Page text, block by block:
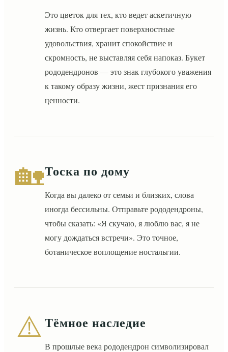
Это цветок для тех, кто ведет аскетичную
жизнь. Кто отвергает поверхностные
удовольствия, хранит спокойствие и
скромность, не выставляя себя напоказ. Букет
рододендронов — это знак глубокого уважения
к такому образу жизни, жест признания его
ценности.
🏡Тоска по дому
Когда вы далеко от семьи и близких, слова
иногда бессильны. Отправьте рододендроны,
чтобы сказать: «Я скучаю, я люблю вас, я не
могу дождаться встречи». Это точное,
ботаническое воплощение ностальгии.
⚠️ Тёмное наследие
В прошлые века рододендрон символизировал